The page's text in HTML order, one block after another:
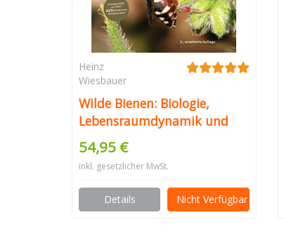
Heinz
Wiesbauer
Wilde Bienen: Biologie,
Lebensraumdynamik und
Gefährdung. Artenporträts
von über 470 Wildbienen
Mitteleuropas
54,95 €
inkl. gesetzlicher MwSt.
Details Nicht Verfügbar